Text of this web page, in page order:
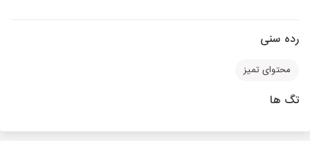
رده سنی
محتوای تمیز
تگ ها